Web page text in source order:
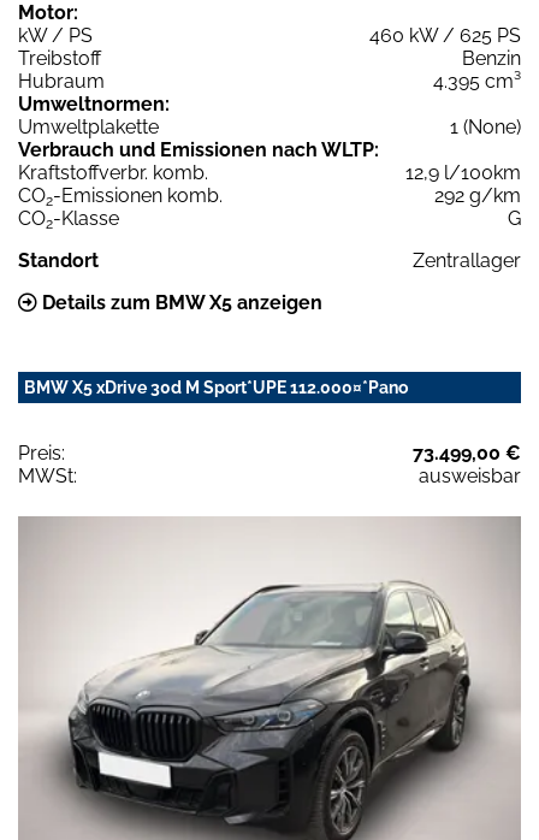
Motor:
kW / PS
460 kW / 625 PS
Treibstoff
Benzin
Hubraum
4.395 cm³
Umweltnormen:
Umweltplakette
1 (None)
Verbrauch und Emissionen nach WLTP:
Kraftstoffverbr. komb.
12,9 l/100km
CO2-Emissionen komb.
292 g/km
CO2-Klasse
G
Standort
Zentrallager
Details zum BMW X5 anzeigen
BMW X5 xDrive 30d M Sport*UPE 112.000¤*Pano
Preis:
73.499,00 €
MWSt:
ausweisbar